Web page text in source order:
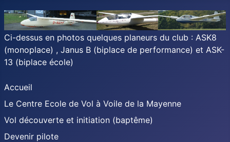
Ci-dessus en photos quelques planeurs du club : ASK8
(monoplace) , Janus B (biplace de performance) et ASK-
13 (biplace école)
Accueil
Le Centre Ecole de Vol à Voile de la Mayenne
Vol découverte et initiation (baptême)
Devenir pilote